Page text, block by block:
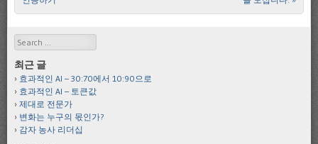
Search
최근 글
효과적인 AI – 30:70에서 10:90으로
효과적인 AI – 토큰값
제대로 전문가
변화는 누구의 몫인가?
감자 농사 리더십